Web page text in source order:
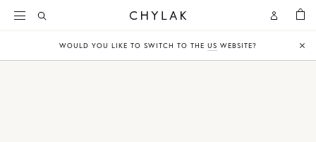
Open
Open
WOULD YOU LIKE TO SWITCH TO THE US WEBSITE?